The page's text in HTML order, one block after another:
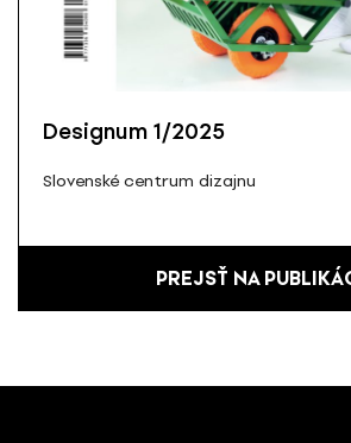
Designum 1/2025
Slovenské centrum dizajnu
PREJSŤ NA